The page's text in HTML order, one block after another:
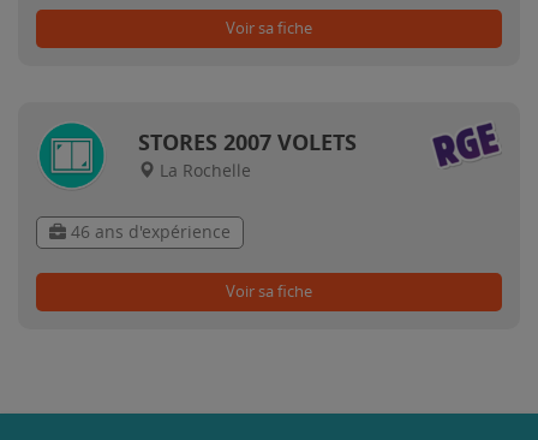
Voir sa fiche
STORES 2007 VOLETS
La Rochelle
46 ans d'expérience
Voir sa fiche